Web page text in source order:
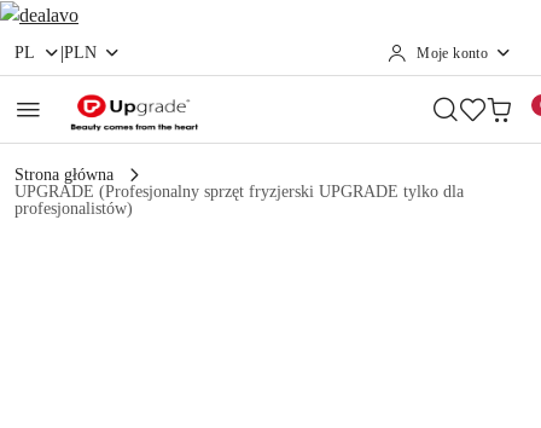
Przejdź do treści głównej
Przejdź do wyszukiwarki
Przejdź do moje konto
Przejdź do menu głównego
Przejdź do opisu produktu
Przejdź do stopki
PL |PLN Moje konto
Strona główna
UPGRADE (Profesjonalny sprzęt fryzjerski UPGRADE tylko dla
profesjonalistów)